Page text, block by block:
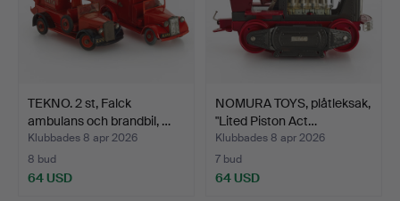
TEKNO. 2 st, Falck
ambulans och brandbil, …
Klubbades 8 apr 2026
8 bud
64 USD
NOMURA TOYS, plåtleksak,
"Lited Piston Act…
Klubbades 8 apr 2026
7 bud
64 USD